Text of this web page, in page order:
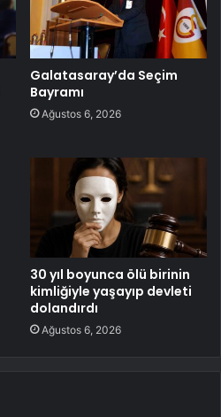
Galatasaray’da Seçim
Bayramı
Ağustos 6, 2026
30 yıl boyunca ölü birinin
kimliğiyle yaşayıp devleti
dolandırdı
Ağustos 6, 2026